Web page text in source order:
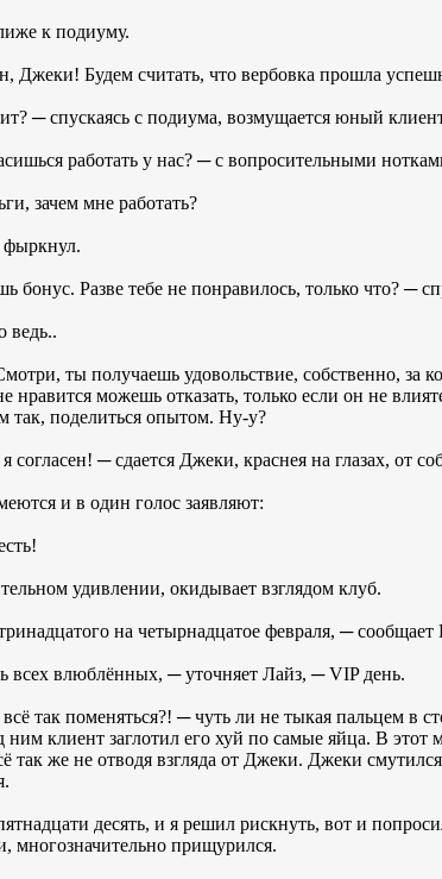
к подиуму.
Джеки! Будем считать, что вербовка прошла
─ спускаясь с подиума, возмущается юный
работать у нас? ─ с вопросительными
зачем мне работать?
бонус. Разве тебе не понравилось, только что? ─
ведь..
ты получаешь удовольствие, собственно, за
нравится можешь отказать, только если он не
так, поделиться опытом. Ну-у?
согласен! ─ сдается Джеки, краснея на глазах, от
и в один голос заявляют:
удивлении, окидывает взглядом клуб.
на четырнадцатое февраля, ─
всех влюблённых, ─ уточняет Лайз, ─ VIP день.
так поменяться?! ─ чуть ли не тыкая пальцем в
клиент заглотил его хуй по самые яйца. В этот
так же не отводя взгляда от Джеки. Джеки
десять, и я решил рискнуть, вот и
многозначительно прищурился.